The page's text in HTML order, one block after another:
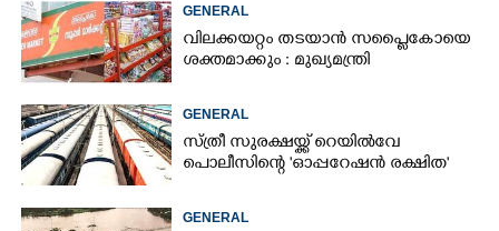
GENERAL
വിലക്കയറ്റം തടയാൻ സപ്ലൈകോയെ
ശക്തമാക്കും : മുഖ്യമന്ത്രി
GENERAL
സ്ത്രീ സുരക്ഷയ്ക്ക് റെയിൽവേ
പൊലീസിന്റെ 'ഓപ്പറേഷൻ രക്ഷിത'
GENERAL